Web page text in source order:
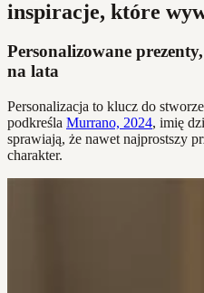
inspiracje, które
Personalizowane
na lata
Personalizacja to klucz do
podkreśla Murrano, 2024, imię
sprawiają, że nawet najprostszy
charakter.